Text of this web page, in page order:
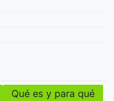
Qué es y para qué